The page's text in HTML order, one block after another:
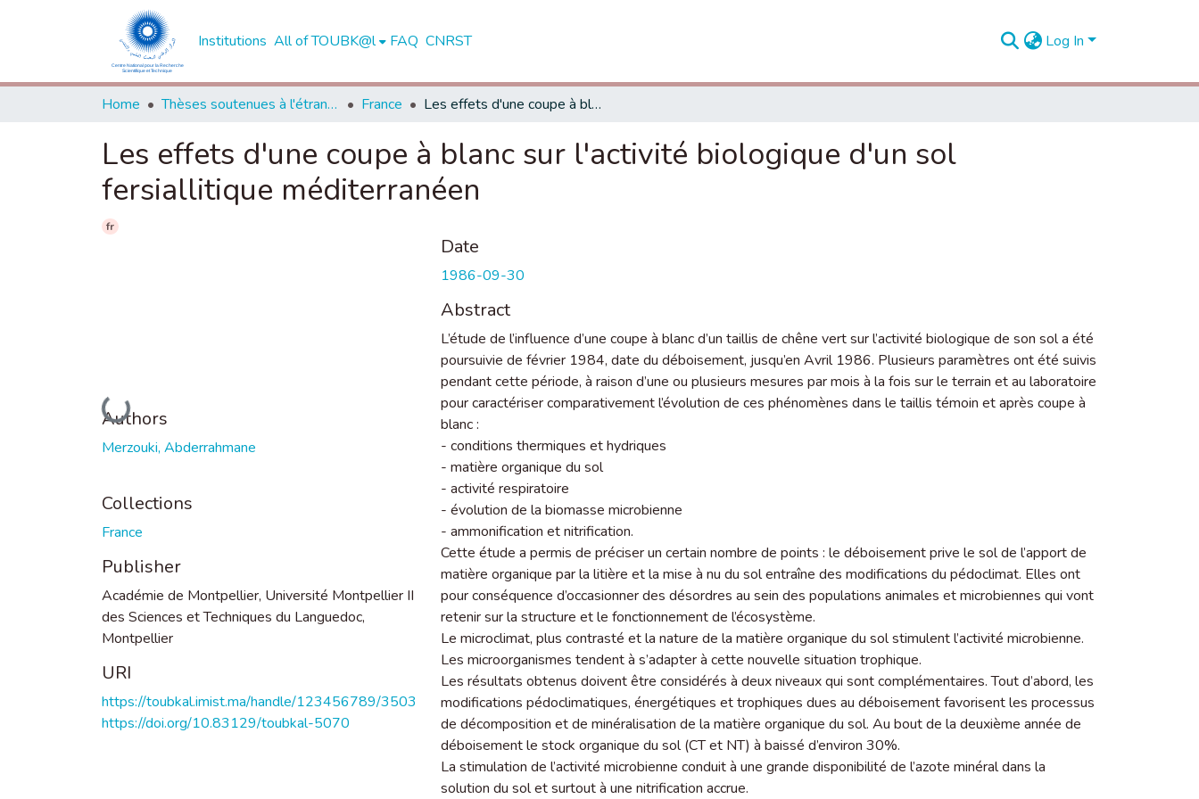
Institutions All of TOUBK@l FAQ CNRST Log In
Home Thèses soutenues à l'étranger France Les effets d'une coupe à blanc sur l'activité biologique d'un sol fersiallitique méditerranéen
Les effets d'une coupe à blanc sur l'activité biologique d'un sol
fersiallitique méditerranéen
fr
Loading...
Authors
Merzouki, Abderrahmane
Collections
France
Publisher
Académie de Montpellier, Université Montpellier II
des Sciences et Techniques du Languedoc,
Montpellier
URI
https://toubkal.imist.ma/handle/123456789/3503
https://doi.org/10.83129/toubkal-5070
Date
1986-09-30
Abstract
L’étude de l’influence d’une coupe à blanc d’un taillis de chêne vert sur l’activité biologique de son sol a été
poursuivie de février 1984, date du déboisement, jusqu’en Avril 1986. Plusieurs paramètres ont été suivis
pendant cette période, à raison d’une ou plusieurs mesures par mois à la fois sur le terrain et au laboratoire
pour caractériser comparativement l’évolution de ces phénomènes dans le taillis témoin et après coupe à
blanc :
- conditions thermiques et hydriques
- matière organique du sol
- activité respiratoire
- évolution de la biomasse microbienne
- ammonification et nitrification.
Cette étude a permis de préciser un certain nombre de points : le déboisement prive le sol de l’apport de
matière organique par la litière et la mise à nu du sol entraîne des modifications du pédoclimat. Elles ont
pour conséquence d’occasionner des désordres au sein des populations animales et microbiennes qui vont
retenir sur la structure et le fonctionnement de l’écosystème.
Le microclimat, plus contrasté et la nature de la matière organique du sol stimulent l’activité microbienne.
Les microorganismes tendent à s’adapter à cette nouvelle situation trophique.
Les résultats obtenus doivent être considérés à deux niveaux qui sont complémentaires. Tout d’abord, les
modifications pédoclimatiques, énergétiques et trophiques dues au déboisement favorisent les processus
de décomposition et de minéralisation de la matière organique du sol. Au bout de la deuxième année de
déboisement le stock organique du sol (CT et NT) à baissé d’environ 30%.
La stimulation de l’activité microbienne conduit à une grande disponibilité de l’azote minéral dans la
solution du sol et surtout à une nitrification accrue.